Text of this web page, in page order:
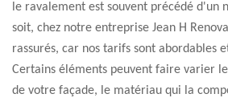
le ravalement est souvent précédé d'un
soit, chez notre entreprise Jean H
rassurés, car nos tarifs sont abordables
Certains éléments peuvent faire varier
de votre façade, le matériau qui la